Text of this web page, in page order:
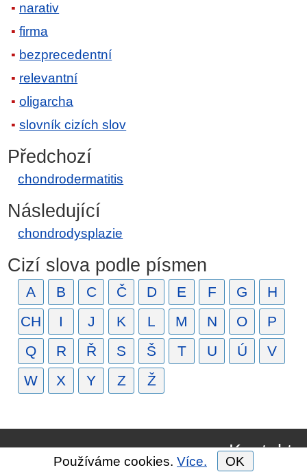
narativ
firma
bezprecedentní
relevantní
oligarcha
slovník cizích slov
Předchozí
chondrodermatitis
Následující
chondrodysplazie
Cizí slova podle písmen
A B C Č D E F G
H
CH
I J K L M N O
P
Q
R Ř S Š T U Ú
V
W
X Y Z Ž
Kontakt
Používáme cookies. Více. OK